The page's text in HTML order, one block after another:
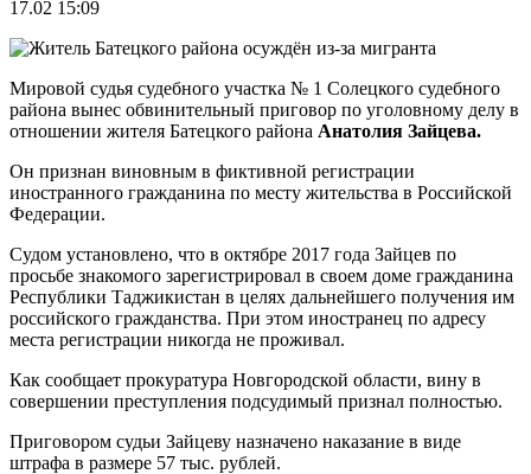
17.02 15:09
Мировой судья судебного участка № 1 Солецкого судебного
района вынес обвинительный приговор по уголовному делу в
отношении жителя Батецкого района Анатолия Зайцева.
Он признан виновным в фиктивной регистрации
иностранного гражданина по месту жительства в Российской
Федерации.
Судом установлено, что в октябре 2017 года Зайцев по
просьбе знакомого зарегистрировал в своем доме гражданина
Республики Таджикистан в целях дальнейшего получения им
российского гражданства. При этом иностранец по адресу
места регистрации никогда не проживал.
Как сообщает прокуратура Новгородской области, вину в
совершении преступления подсудимый признал полностью.
Приговором судьи Зайцеву назначено наказание в виде
штрафа в размере 57 тыс. рублей.